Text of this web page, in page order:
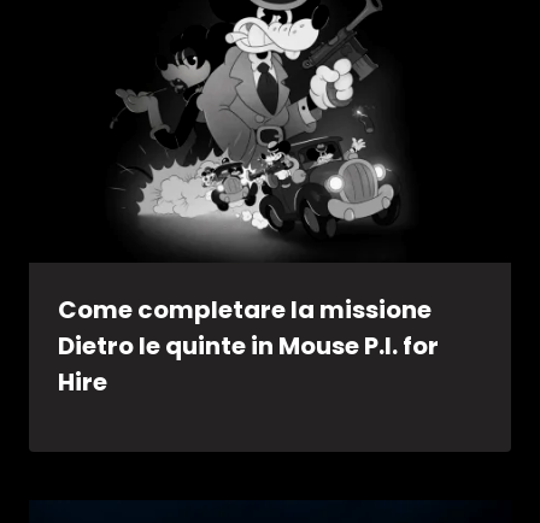
Come completare la missione
Dietro le quinte in Mouse P.I. for
Hire